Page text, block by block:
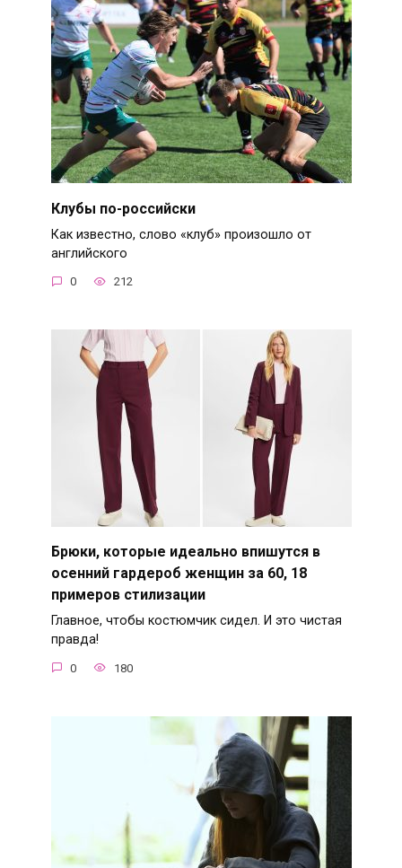
Клубы по-российски
Как известно, слово «клуб» произошло от
английского
0 212
Брюки, которые идеально впишутся в
осенний гардероб женщин за 60, 18
примеров стилизации
Главное, чтобы костюмчик сидел. И это чистая
правда!
0 180